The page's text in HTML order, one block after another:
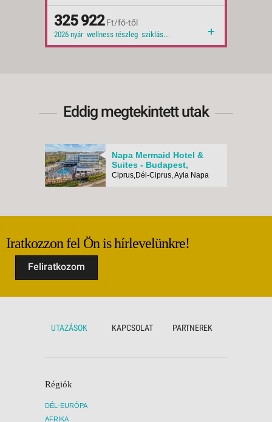
2026 nyár wellness részleg sziklás tengerpart 2026 városi, csendes környék wellness közvetlen tengerparti homokos tengerpart luxusszálloda
Ellátás:
reggeli
Típus:
Besorolás:
4*
Szállás:
Hotel
Utazás:
menetrendszerinti járattal
325 922Ft/fő-től
Eddig megtekintett utak
Napa Mermaid Hotel &
Suites - Budapest,
Repülő
Ciprus,Dél-Ciprus, Ayia Napa
Iratkozzon fel Ön is hírlevelünkre!
Feliratkozom
UTAZÁSOK KAPCSOLAT PARTNEREK
Régiók
DÉL-EURÓPA
AFRIKA